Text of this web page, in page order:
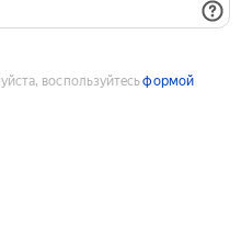
воспользуйтесьформой